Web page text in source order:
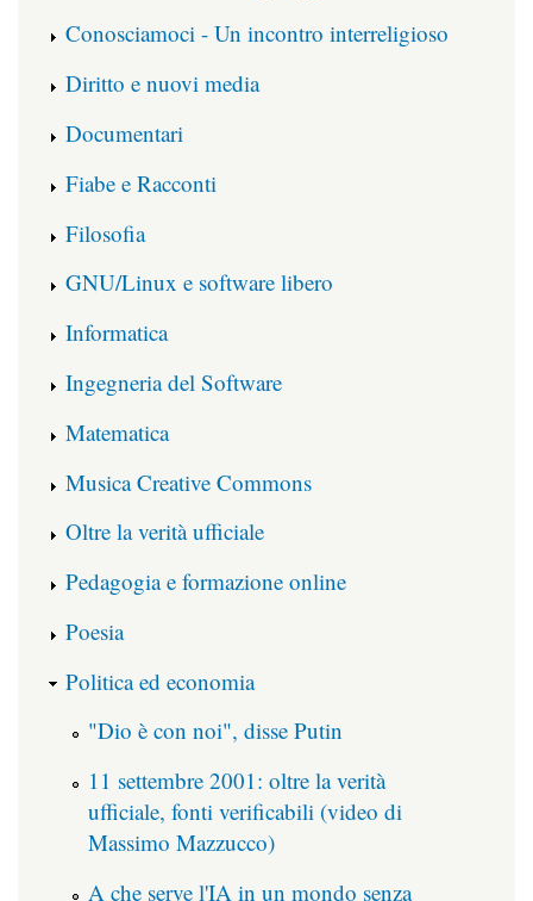
Conosciamoci - Un incontro interreligioso
Diritto e nuovi media
Documentari
Fiabe e Racconti
Filosofia
GNU/Linux e software libero
Informatica
Ingegneria del Software
Matematica
Musica Creative Commons
Oltre la verità ufficiale
Pedagogia e formazione online
Poesia
Politica ed economia
"Dio è con noi", disse Putin
11 settembre 2001: oltre la verità
ufficiale, fonti verificabili (video di
Massimo Mazzucco)
A che serve l'IA in un mondo senza